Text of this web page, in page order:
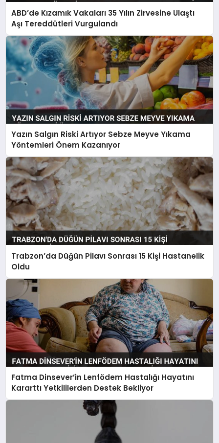
ABD’de Kızamık Vakaları 35 Yılın Zirvesine Ulaştı
Aşı Tereddütleri Vurgulandı
Yazın Salgın Riski Artıyor Sebze Meyve Yıkama
Yöntemleri Önem Kazanıyor
Trabzon’da Düğün Pilavı Sonrası 15 Kişi Hastanelik
Oldu
Fatma Dinsever’in Lenfödem Hastalığı Hayatını
Kararttı Yetkililerden Destek Bekliyor